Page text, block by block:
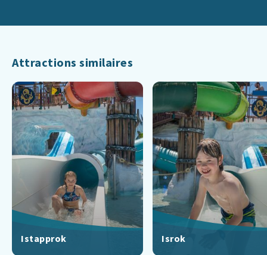
Attractions similaires
Istapprok Isrok